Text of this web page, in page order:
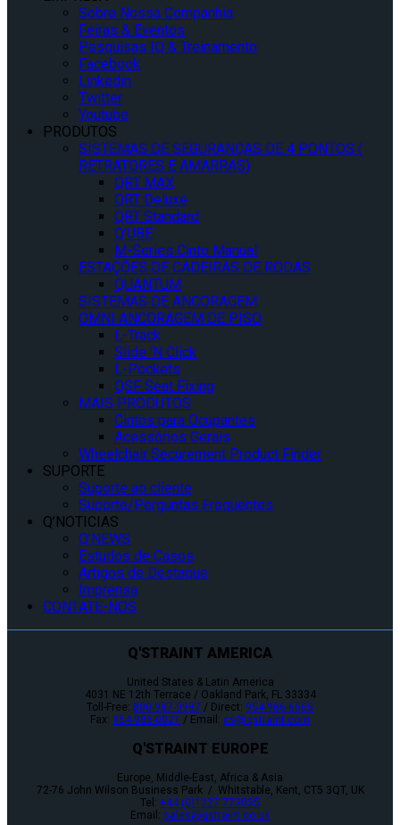
Sobre Nossa Companhia
Feiras & Eventos
Pesquisas IQ & Treinamento
Facebook
Linkedin
Twitter
Youtube
PRODUTOS
SISTEMAS DE SEGURANÇAS DE 4 PONTOS (
RETRATORES E AMARRAS)
QRT MAX
QRT Deluxe
QRT Standard
Q’UBE
M-Series Cinto Manual
ESTAÇÕES DE CADEIRAS DE RODAS
QUANTUM
SISTEMAS DE ANCORAGEM
OMNI ANCORAGEM DE PISO
L-Track
Slide ‘N Click
L-Pockets
QSF Seat Fixing
MAIS PRODUTOS
Cintos para Ocupantes
Acessórios Gerais
Wheelchair Securement Product Finder
SUPORTE
Suporte ao cliente
Suporte/Perguntas Frequentes
Q’NOTICIAS
Q’NEWS
Estudos de Casos
Artigos de Destaque
Imprensa
CONTATE-NOS
Q'STRAINT AMERICA
United States & Latin America
4031 NE 12th Terrace / Oakland Park, FL 33334
Toll-Free: 800-987-9987 / Direct: 954-986-6665
Fax: 954-986-0021 / Email: cs@qstraint.com
Q'STRAINT EUROPE
Europe, Middle-East, Africa & Asia
72-76 John Wilson Business Park / Whitstable, Kent, CT5 3QT, UK
Tel: +44 (0)1227 773035
Email: sales@qstraint.co.uk